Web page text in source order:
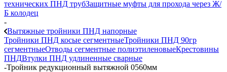
технических ПНД трубЗащитные муфты для прохода через Ж/
Б колодец
-
Вытяжные тройники ПНД напорные
Тройники ПНД косые сегментныеТройники ПНД 90гр
сегментныеОтводы сегментные полиэтиленовыеКрестовины
ПНДВтулки ПНД удлиненные сварные
-Тройник редукционный вытяжной 0560мм